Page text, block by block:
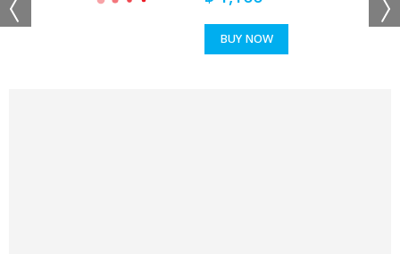
BUY NOW